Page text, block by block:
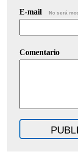
E-mail No será
Comentario